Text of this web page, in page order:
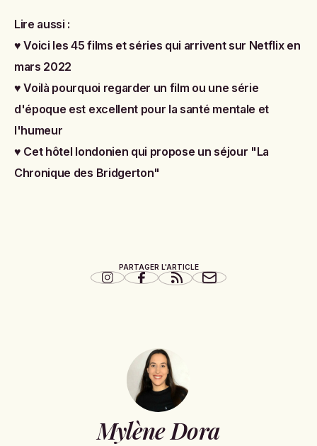
Lire aussi :
♥Voici les 45 films et séries qui arrivent sur Netflix en
mars 2022
♥ Voilà pourquoi regarder un film ou une série
d'époque est excellent pour la santé mentale et
l'humeur
♥ Cet hôtel londonien qui propose un séjour "La
Chronique des Bridgerton"
PARTAGER L'ARTICLE
Mylène Dora